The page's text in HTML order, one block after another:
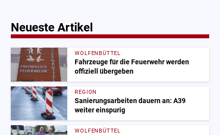
Neueste Artikel
WOLFENBÜTTEL
Fahrzeuge für die Feuerwehr werden
offiziell übergeben
REGION
Sanierungsarbeiten dauern an: A39
weiter einspurig
WOLFENBÜTTEL